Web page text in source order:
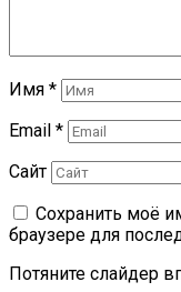
Имя *
Email *
Сайт
Сохранить моё
браузере для
Потяните слайдер